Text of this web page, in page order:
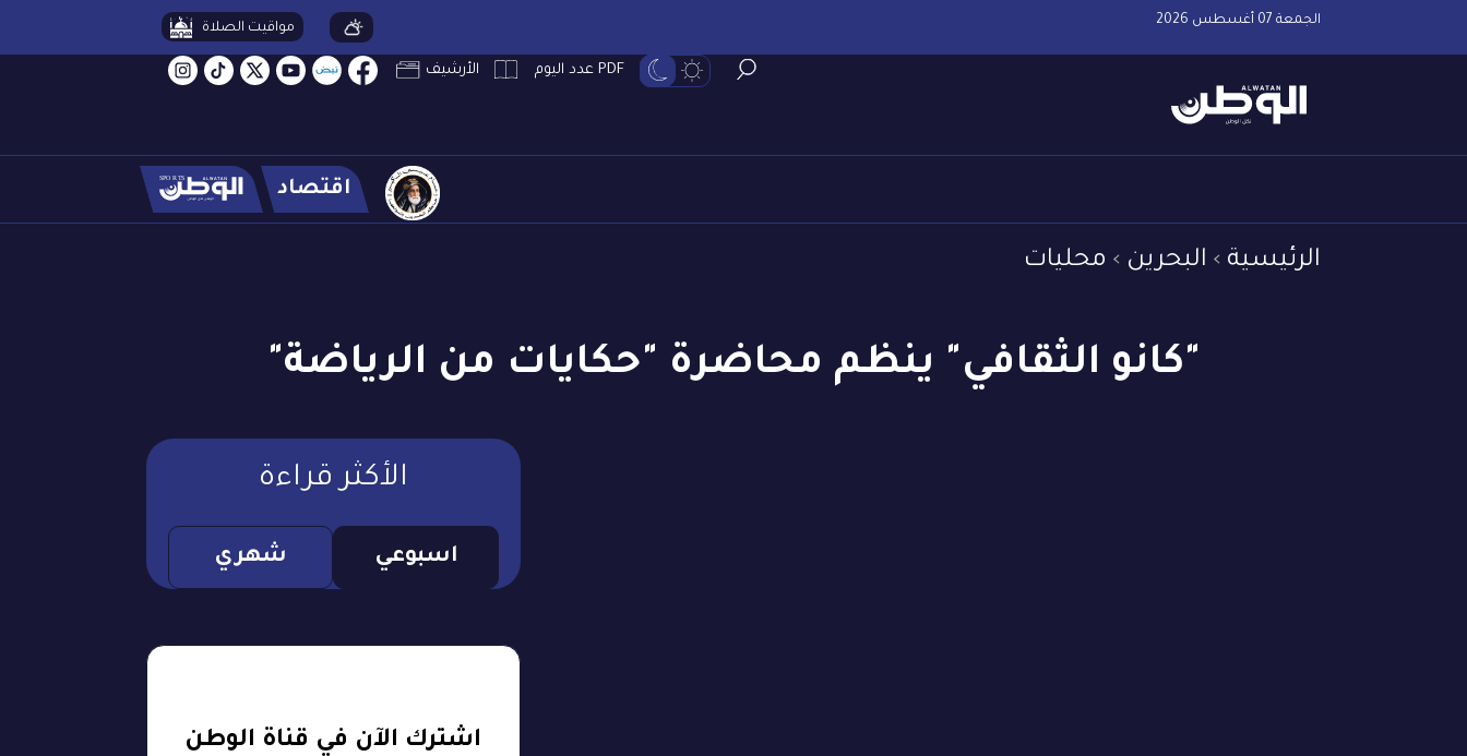
الجمعة 07 أغسطس 2026 مواقيت الصلاة
PDF عدد اليوم الأرشيف
اقتصاد
الرئيسية البحرين محليات
"كانو الثقافي" ينظم محاضرة "حكايات من الرياضة"
الأكثر قراءة
اسبوعي شهري
اشترك الآن في قناة الوطن